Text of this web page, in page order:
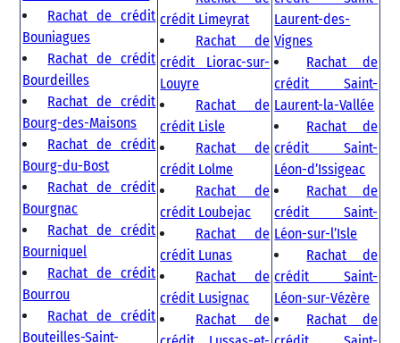
Rachat de crédit
Bouniagues
Rachat de crédit
Bourdeilles
Rachat de crédit
Bourg-des-Maisons
Rachat de crédit
Bourg-du-Bost
Rachat de crédit
Bourgnac
Rachat de crédit
Bourniquel
Rachat de crédit
Bourrou
Rachat de crédit
Bouteilles-Saint-
crédit Limeyrat
Rachat de
crédit Liorac-sur-
Louyre
Rachat de
crédit Lisle
Rachat de
crédit Lolme
Rachat de
crédit Loubejac
Rachat de
crédit Lunas
Rachat de
crédit Lusignac
Rachat de
Laurent-des-
Vignes
Rachat de
crédit Saint-
Laurent-la-Vallée
Rachat de
crédit Saint-
Léon-d’Issigeac
Rachat de
crédit Saint-
Léon-sur-l’Isle
Rachat de
crédit Saint-
Léon-sur-Vézère
Rachat de